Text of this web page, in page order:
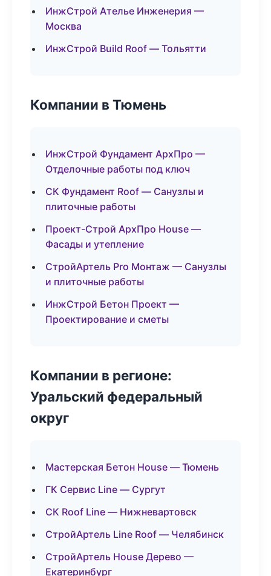
ИнжСтрой Ателье Инженерия —
Москва
ИнжСтрой Build Roof — Тольятти
Компании в Тюмень
ИнжСтрой Фундамент АрхПро —
Отделочные работы под ключ
СК Фундамент Roof — Санузлы и
плиточные работы
Проект-Строй АрхПро House —
Фасады и утепление
СтройАртель Pro Монтаж — Санузлы
и плиточные работы
ИнжСтрой Бетон Проект —
Проектирование и сметы
Компании в регионе:
Уральский федеральный
округ
Мастерская Бетон House — Тюмень
ГК Сервис Line — Сургут
СК Roof Line — Нижневартовск
СтройАртель Line Roof — Челябинск
СтройАртель House Дерево —
Екатеринбург